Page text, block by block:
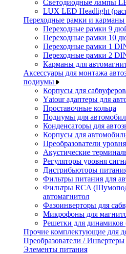
Светодиодные лампы
LUX LED Headlight
Переходные рамки и карманы
Переходные рамки 9
Переходные рамки 10
Переходные рамки 1
Переходные рамки 2
Карманы для
Аксессуары для монтажа
подиумы
Корпусы для сабвуферов
Yаtour адаптеры для
Проставочные кольца
Подиумы для
Конденсаторы для
Корпусы для
Преобразователи уровня
Акустические
Регуляторы уровня
Дистрибьюторы
Фильтры питания для
Фильтры RCA
автомагнитол
Фазоинверторы для
Микрофоны для
Решетки для динамиков
Прочие комплектующие для
Преобразователи / Инвертеры
Элементы питания